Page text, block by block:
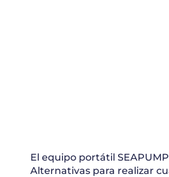
El equipo portátil SEAPUMP
Alternativas para realizar